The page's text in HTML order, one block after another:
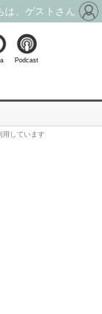
用しています
Podcast
は、ゲストさん